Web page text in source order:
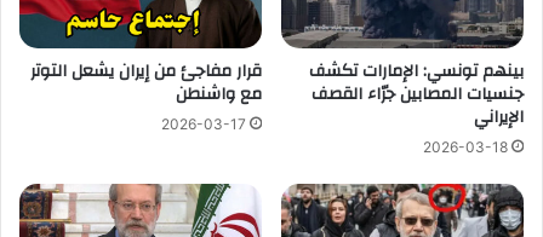
بينهم تونسي: الإمارات تكشف
جنسيات المصابين جرّاء القصف
الإيراني
2026-03-18
قرار مفاجئ من إيران يشعل التوتر
مع واشنطن
2026-03-17